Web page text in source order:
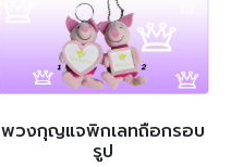
พวงกุญแจพิกเลทถือกรอบ
รูป